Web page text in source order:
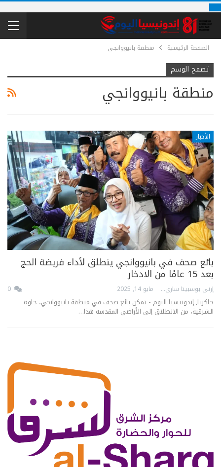
الصفحة الرئيسية منطقة بانيووانجي
تصفح الوسم
منطقة بانيووانجي
الأخبار
بائع صحف في بانيووانجي ينطلق لأداء فريضة الحج
بعد 15 عامًا من الادخار
إرني بوسبيتا ساري مايو 14, 2025
جاكرتا, إندونيسيا اليوم - تمكن بائع صحف في منطقة بانيووانجي، جاوة
الشرقية، من الانطلاق إلى الأراضي المقدسة هذا…